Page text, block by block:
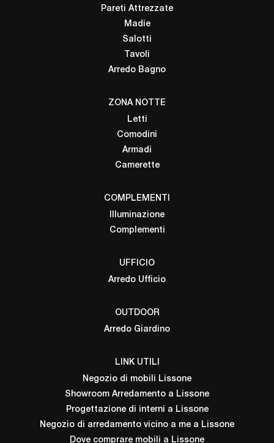
Pareti Attrezzate
Madie
Salotti
Tavoli
Arredo Bagno
ZONA NOTTE
Letti
Comodini
Armadi
Camerette
COMPLEMENTI
Illuminazione
Complementi
UFFICIO
Arredo Ufficio
OUTDOOR
Arredo Giardino
LINK UTILI
Negozio di mobili Lissone
Showroom Arredamento a Lissone
Progettazione di interni a Lissone
Negozio di arredamento vicino a me a Lissone
Dove comprare mobili a Lissone